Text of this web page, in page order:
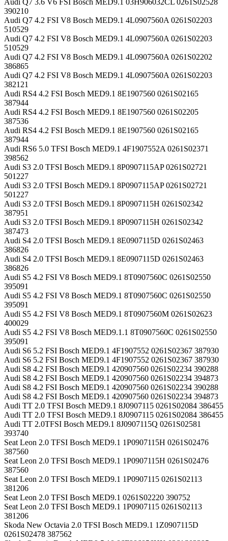
Audi Q7 3.6 V6 FSI Bosch MED9.1 03H906032CL 0261S02528
390210
Audi Q7 4.2 FSI V8 Bosch MED9.1 4L0907560A 0261S02203
510529
Audi Q7 4.2 FSI V8 Bosch MED9.1 4L0907560A 0261S02203
510529
Audi Q7 4.2 FSI V8 Bosch MED9.1 4L0907560A 0261S02202
386865
Audi Q7 4.2 FSI V8 Bosch MED9.1 4L0907560A 0261S02203
382121
Audi RS4 4.2 FSI Bosch MED9.1 8E1907560 0261S02165
387944
Audi RS4 4.2 FSI Bosch MED9.1 8E1907560 0261S02205
387536
Audi RS4 4.2 FSI Bosch MED9.1 8E1907560 0261S02165
387944
Audi RS6 5.0 TFSI Bosch MED9.1 4F1907552A 0261S02371
398562
Audi S3 2.0 TFSI Bosch MED9.1 8P0907115AP 0261S02721
501227
Audi S3 2.0 TFSI Bosch MED9.1 8P0907115AP 0261S02721
501227
Audi S3 2.0 TFSI Bosch MED9.1 8P0907115H 0261S02342
387951
Audi S3 2.0 TFSI Bosch MED9.1 8P0907115H 0261S02342
387473
Audi S4 2.0 TFSI Bosch MED9.1 8E0907115D 0261S02463
386826
Audi S4 2.0 TFSI Bosch MED9.1 8E0907115D 0261S02463
386826
Audi S5 4.2 FSI V8 Bosch MED9.1 8T0907560C 0261S02550
395091
Audi S5 4.2 FSI V8 Bosch MED9.1 8T0907560C 0261S02550
395091
Audi S5 4.2 FSI V8 Bosch MED9.1 8T0907560M 0261S02623
400029
Audi S5 4.2 FSI V8 Bosch MED9.1.1 8T0907560C 0261S02550
395091
Audi S6 5.2 FSI Bosch MED9.1 4F1907552 0261S02367 387930
Audi S6 5.2 FSI Bosch MED9.1 4F1907552 0261S02367 387930
Audi S8 4.2 FSI Bosch MED9.1 420907560 0261S02234 390288
Audi S8 4.2 FSI Bosch MED9.1 420907560 0261S02234 394873
Audi S8 4.2 FSI Bosch MED9.1 420907560 0261S02234 390288
Audi S8 4.2 FSI Bosch MED9.1 420907560 0261S02234 394873
Audi TT 2.0 TFSI Bosch MED9.1 8J0907115 0261S02084 386455
Audi TT 2.0 TFSI Bosch MED9.1 8J0907115 0261S02084 386455
Audi TT 2.0TFSI Bosch MED9.1 8J0907115Q 0261S02581
393740
Seat Leon 2.0 TFSI Bosch MED9.1 1P0907115H 0261S02476
387560
Seat Leon 2.0 TFSI Bosch MED9.1 1P0907115H 0261S02476
387560
Seat Leon 2.0 TFSI Bosch MED9.1 1P0907115 0261S02113
381206
Seat Leon 2.0 TFSI Bosch MED9.1 0261S02220 390752
Seat Leon 2.0 TFSI Bosch MED9.1 1P0907115 0261S02113
381206
Skoda New Octavia 2.0 TFSI Bosch MED9.1 1Z0907115D
0261S02478 387562